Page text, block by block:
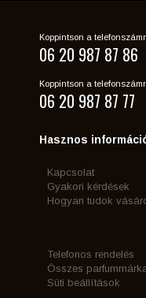
Koppintson a
06 20 987 87 86
Koppintson a
06 20 987 87 77
Hasznos
Kapcsolat
Gyakori kérdések
Hogyan tudok
Telefonos rendelés
Összes
Süti beállítások